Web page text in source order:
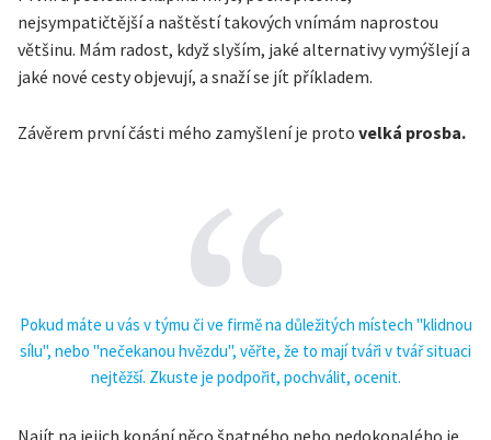
nejsympatičtější a naštěstí takových vnímám naprostou
většinu. Mám radost, když slyším, jaké alternativy vymýšlejí a
jaké nové cesty objevují, a snaží se jít příkladem.
Závěrem první části mého zamyšlení je proto velká prosba.
Pokud máte u vás v týmu či ve firmě na důležitých místech "klidnou
sílu", nebo "nečekanou hvězdu", věřte, že to mají tváři v tvář situaci
nejtěžší. Zkuste je podpořit, pochválit, ocenit.
Najít na jejich konání něco špatného nebo nedokonalého je